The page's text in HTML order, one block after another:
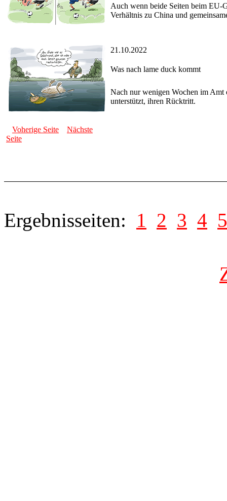
Auch wenn beide Seiten beim EU-
Verhältnis zu China und
21.10.2022
Was nach lame duck kommt
Nach nur wenigen Wochen im Amt
unterstützt, ihren Rücktritt.
Voherige Seite
Nächste
Seite
Ergebnisseiten: 1 2 3 4 5